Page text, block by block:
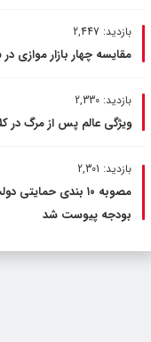
بازدید: 2,447
مقایسه چهار بازار موازی در
بازدید: 2,330
ویژگی عالم پس از مرگ در
بازدید: 2,301
مصوبه ۱۰ بندی
بودجه پیوست شد